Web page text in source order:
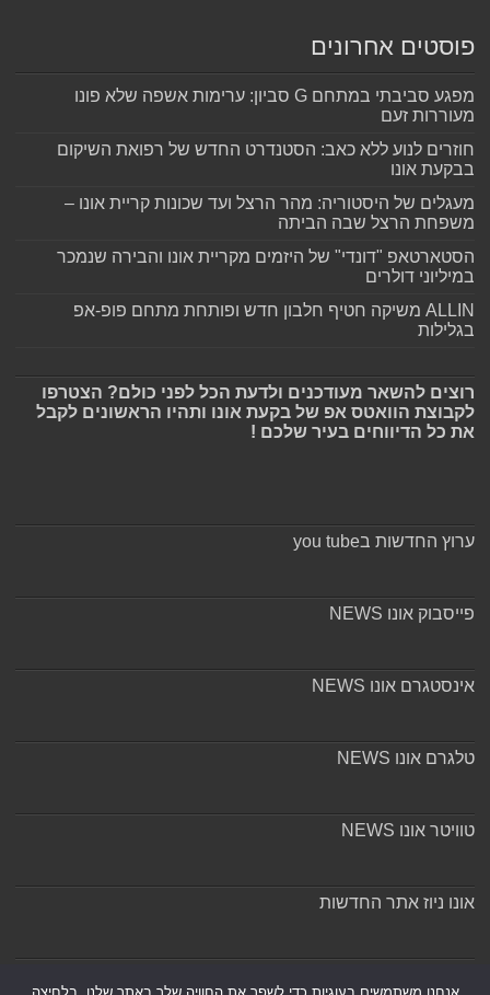
פוסטים אחרונים
מפגע סביבתי במתחם G סביון: ערימות אשפה שלא פונו
מעוררות זעם
חוזרים לנוע ללא כאב: הסטנדרט החדש של רפואת השיקום
בבקעת אונו
מעגלים של היסטוריה: מהר הרצל ועד שכונות קריית אונו –
משפחת הרצל שבה הביתה
הסטארטאפ "דונדי" של היזמים מקריית אונו והבירה שנמכר
במיליוני דולרים
ALLIN משיקה חטיף חלבון חדש ופותחת מתחם פופ-אפ
בגלילות
רוצים להשאר מעודכנים ולדעת הכל לפני כולם? הצטרפו
לקבוצת הוואטס אפ של בקעת אונו ותהיו הראשונים לקבל
את כל הדיווחים בעיר שלכם !
ערוץ החדשות בyou tube
פייסבוק אונו NEWS
אינסטגרם אונו NEWS
טלגרם אונו NEWS
טוויטר אונו NEWS
אונו ניוז אתר החדשות